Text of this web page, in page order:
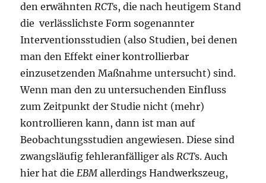
den erwähntenRCTs, die nach heutigem Stand
die verlässlichste Form sogenannter
Interventionsstudien (also Studien, bei denen
man den Effekt einer kontrollierbar
einzusetzenden Maßnahme untersucht) sind.
Wenn man den zu untersuchenden Einfluss
zum Zeitpunkt der Studie nicht (mehr)
kontrollieren kann, dann ist man auf
Beobachtungsstudien angewiesen. Diese sind
zwangsläufig fehleranfälliger alsRCTs. Auch
hier hat dieEBM allerdings Handwerkszeug,